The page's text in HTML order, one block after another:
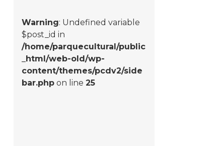
Warning: Undefined variable
$post_id in
/home/parquecultural/public
_html/web-old/wp-
content/themes/pcdv2/side
bar.php on line25